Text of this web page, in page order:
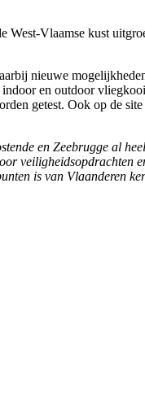
Vlaamse kust
nieuwe
en outdoor
getest. Ook op de
en Zeebrugge al
veiligheidsopdrachten
is van Vlaanderen